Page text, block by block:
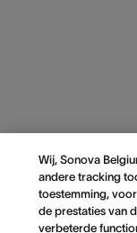
Wij, Sonova
andere tracking
toestemming,
de prestaties van
verbeterde